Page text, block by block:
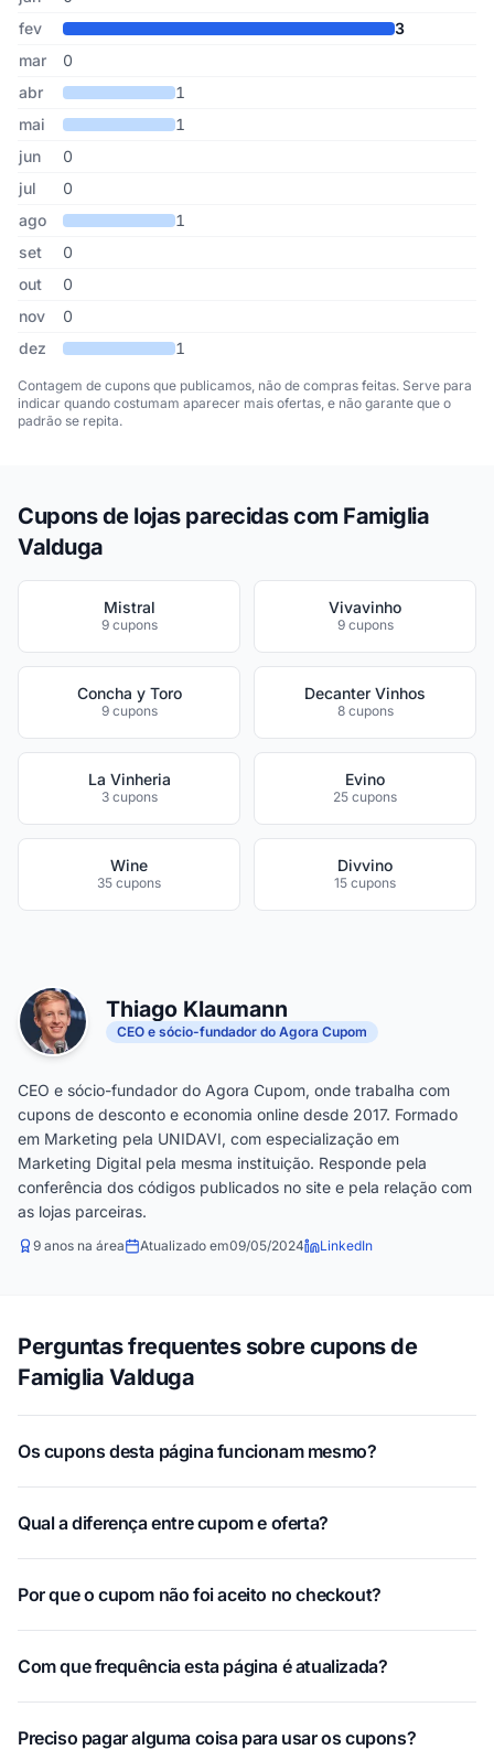
fev
3
mar
0
abr
1
mai
1
jun
0
jul
0
ago
1
set
0
out
0
nov
0
dez
1
Contagem de cupons que publicamos, não de compras feitas. Serve para
indicar quando costumam aparecer mais ofertas, e não garante que o
padrão se repita.
Cupons de lojas parecidas com Famiglia
Valduga
Mistral
9 cupons
Vivavinho
9 cupons
Concha y Toro
9 cupons
Decanter Vinhos
8 cupons
La Vinheria
3 cupons
Evino
25 cupons
Wine
35 cupons
Divvino
15 cupons
Thiago Klaumann
CEO e sócio-fundador do Agora Cupom
CEO e sócio-fundador do Agora Cupom, onde trabalha com
cupons de desconto e economia online desde 2017. Formado
em Marketing pela UNIDAVI, com especialização em
Marketing Digital pela mesma instituição. Responde pela
conferência dos códigos publicados no site e pela relação com
as lojas parceiras.
9 anos na área Atualizado em09/05/2024 LinkedIn
Perguntas frequentes sobre cupons de
Famiglia Valduga
Os cupons desta página funcionam mesmo?
Qual a diferença entre cupom e oferta?
Por que o cupom não foi aceito no checkout?
Com que frequência esta página é atualizada?
Preciso pagar alguma coisa para usar os cupons?